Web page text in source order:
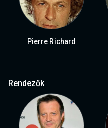
Pierre Richard
Rendezők